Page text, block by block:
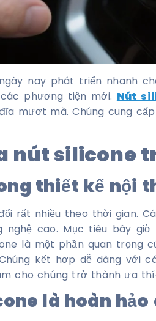
nay phát triển nhanh
phương tiện mới. Nút
mượt mà. Chúng cung
nút silicone
thiết kế nội
rất nhiều theo thời gian.
nghệ cao. Mục tiêu bây
là một phần quan trọng
kết hợp dễ dàng với
cho chúng trở thành ưa
là hoàn